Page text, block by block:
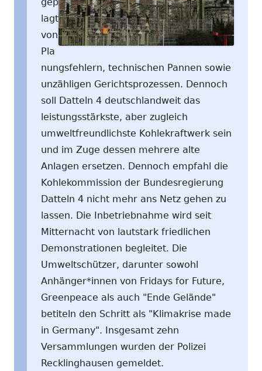
lagt
von
Pla
nungsfehlern, technischen Pannen sowie
unzähligen Gerichtsprozessen. Dennoch
soll Datteln 4 deutschlandweit das
leistungsstärkste, aber zugleich
umweltfreundlichste Kohlekraftwerk sein
und im Zuge dessen mehrere alte
Anlagen ersetzen. Dennoch empfahl die
Kohlekommission der Bundesregierung
Datteln 4 nicht mehr ans Netz gehen zu
lassen. Die Inbetriebnahme wird seit
Mitternacht von lautstark friedlichen
Demonstrationen begleitet. Die
Umweltschützer, darunter sowohl
Anhänger*innen von Fridays for Future,
Greenpeace als auch "Ende Gelände"
betiteln den Schritt als "Klimakrise made
in Germany". Insgesamt zehn
Versammlungen wurden der Polizei
Recklinghausen gemeldet.